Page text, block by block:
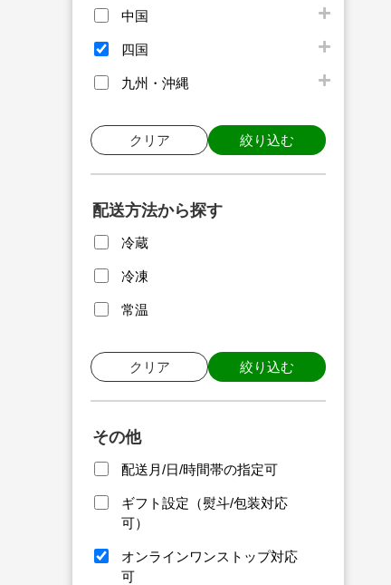
中国
四国
九州・沖縄
クリア 絞り込む
配送方法から探す
冷蔵
冷凍
常温
クリア 絞り込む
その他
配送月/日/時間帯の指定可
ギフト設定（熨斗/包装対応
可）
オンラインワンストップ対応
可